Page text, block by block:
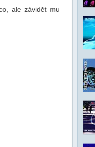
ale závidět mu